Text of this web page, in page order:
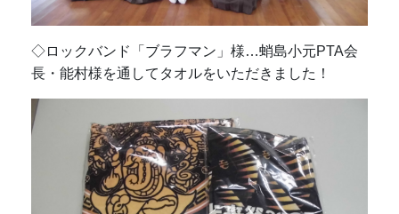
◇ロックバンド「ブラフマン」様…蛸島小元PTA会
長・能村様を通してタオルをいただきました！